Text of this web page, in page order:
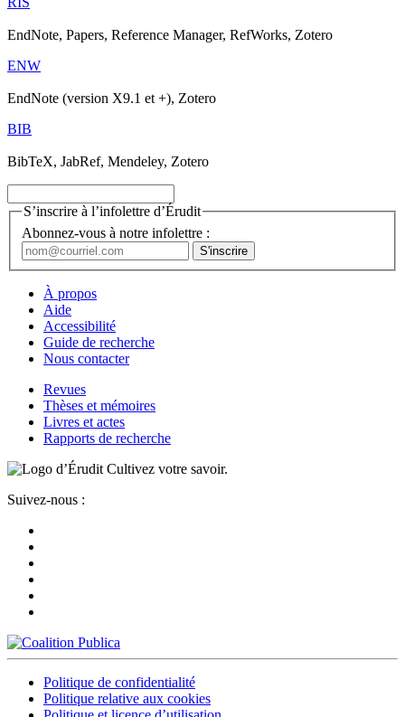
EndNote, Papers, Reference Manager, RefWorks, Zotero
ENW
EndNote (version X9.1 et +), Zotero
BIB
BibTeX, JabRef, Mendeley, Zotero
S’inscrire à l’infolettre d’Érudit
Abonnez-vous à notre infolettre :
À propos
Aide
Accessibilité
Guide de recherche
Nous contacter
Revues
Thèses et mémoires
Livres et actes
Rapports de recherche
Cultivez votre savoir.
Suivez-nous :
Politique de confidentialité
Politique relative aux cookies